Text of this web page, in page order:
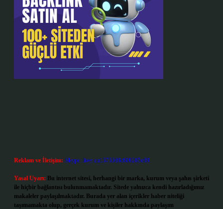
Reklam ve İletişim: Skype: live:.cid.575569c608265c69
Yasal Uyarı: Bu internet sitesi, herhangi bir marka, kurum veya şahıs şirketi
ile hiçbir bağlantısı bulunmamaktadır. Sitede yalnızca kendi hazırladığımız
makaleler paylaşılmaktadır. Burada yer alan içerikler haber niteliği
taşımamakta olup, gerçek kurum ve kişiler hakkında paylaşım